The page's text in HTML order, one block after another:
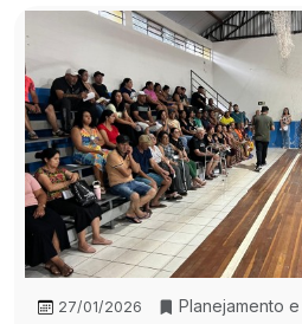
27/01/2026
Planejamento